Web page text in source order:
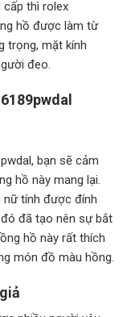
cấp thì rolex
hồ được làm từ
trọng, mặt kính
đeo.
bạn sẽ cảm
hồ này mang lại.
tính được đính
đã tạo nên sự bắt
hồ này rất thích
món đồ màu hồng.